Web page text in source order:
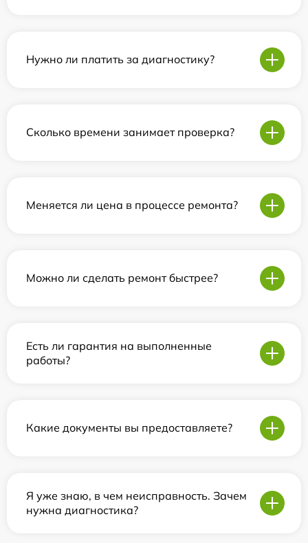
Нужно ли платить за диагностику?
Сколько времени занимает проверка?
Меняется ли цена в процессе ремонта?
Можно ли сделать ремонт быстрее?
Есть ли гарантия на выполненные
работы?
Какие документы вы предоставляете?
Я уже знаю, в чем неисправность. Зачем
нужна диагностика?